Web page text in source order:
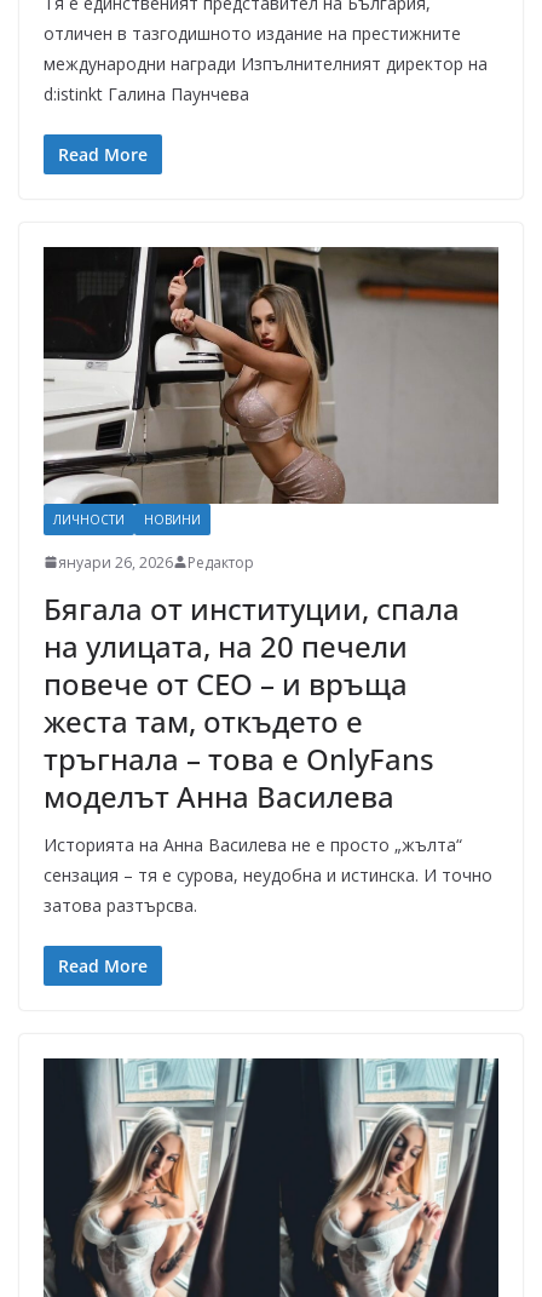
отличен в тазгодишното издание на престижните
международни награди Изпълнителният директор на
d:istinkt Галина Паунчева
Read More
ЛИЧНОСТИ НОВИНИ
януари 26, 2026 Редактор
Бягала от институции, спала
на улицата, на 20 печели
повече от СЕО – и връща
жеста там, откъдето е
тръгнала – това е OnlyFans
моделът Анна Василева
Историята на Анна Василева не е просто „жълта“
сензация – тя е сурова, неудобна и истинска. И точно
затова разтърсва.
Read More